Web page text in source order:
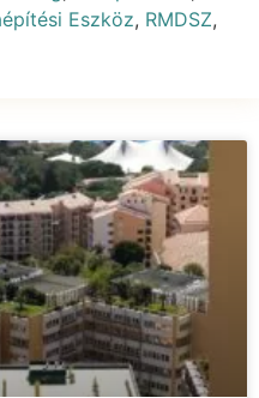
Eszköz, RMDSZ,